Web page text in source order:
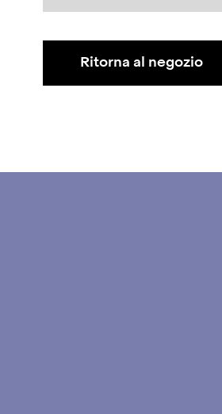
Ritorna al negozio